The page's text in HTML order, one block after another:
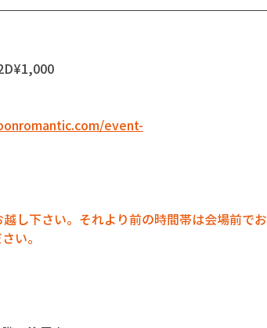
event-
し下さい。それより前の時間帯は会場前でお
い。